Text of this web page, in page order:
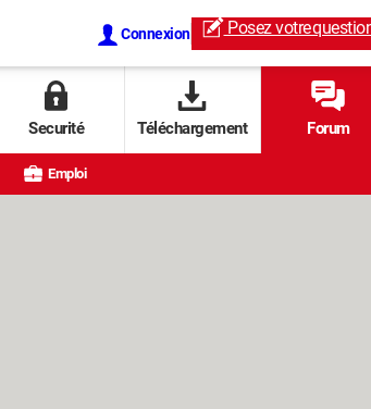
Connexion Posez votre
Securité Téléchargement Forum
Emploi